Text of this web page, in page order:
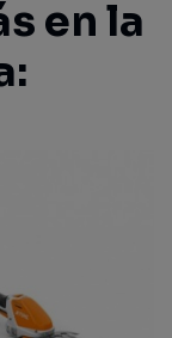
en la